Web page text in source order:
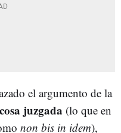
el argumento de la
juzgada (lo que en
non bis in idem),